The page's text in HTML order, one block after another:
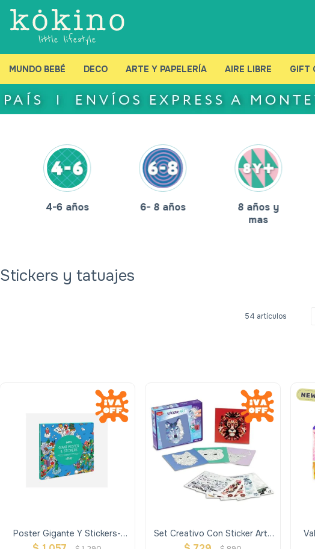
MUNDO BEBÉ DECO ARTE Y PAPELERÍA AIRE LIBRE GIFT
4-6 años 6- 8 años
8 años y
mas
Stickers y tatuajes
54 artículos
Poster Gigante Y Stickers-
Atlas
Set Creativo Con Sticker Art-
Maped Creativ